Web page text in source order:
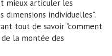
mieux articuler les
individuelles".
tout de savoir "comment
la montée des